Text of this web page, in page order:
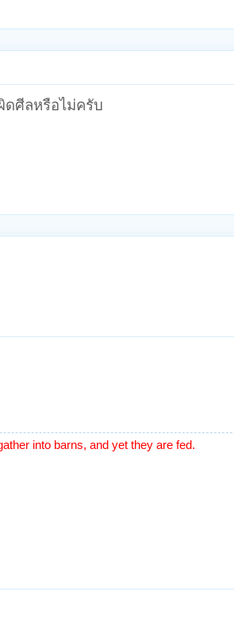
ดศีลหรือไม่ครับ
into barns, and yet they are fed.